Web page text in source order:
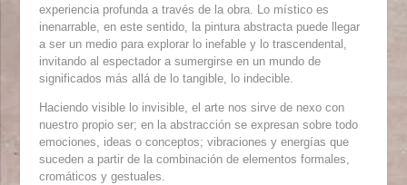
experiencia profunda a través de la obra. Lo místico es
inenarrable, en este sentido, la pintura abstracta puede llegar
a ser un medio para explorar lo inefable y lo trascendental,
invitando al espectador a sumergirse en un mundo de
significados más allá de lo tangible, lo indecible.
Haciendo visible lo invisible, el arte nos sirve de nexo con
nuestro propio ser; en la abstracción se expresan sobre todo
emociones, ideas o conceptos; vibraciones y energías que
suceden a partir de la combinación de elementos formales,
cromáticos y gestuales.